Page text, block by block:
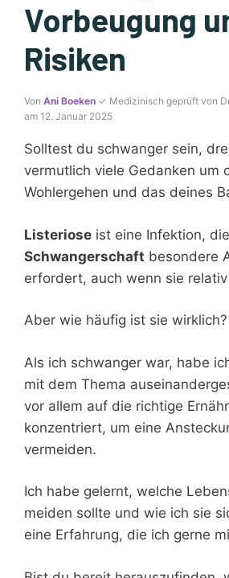
Vorbeugung
Risiken
Von Ani Boeken ✓ Medizinisch geprüft von
am 12. Januar 2025
Solltest du schwanger sein,
vermutlich viele Gedanken um
Wohlergehen und das deines
Listeriose ist eine Infektion,
Schwangerschaft besondere
erfordert, auch wenn sie
Aber wie häufig ist sie wirklich?
Als ich schwanger war, habe
mit dem Thema
vor allem auf die richtige
konzentriert, um eine
vermeiden.
Ich habe gelernt, welche
meiden sollte und wie ich sie
eine Erfahrung, die ich gerne